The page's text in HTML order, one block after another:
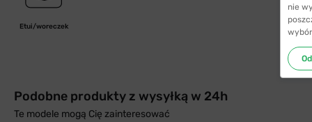
Etui/woreczek
Podobne produkty z wysyłką w 24h
Te modele mogą Cię zainteresować
nie